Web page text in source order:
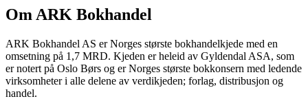
Om ARK Bokhandel
ARK Bokhandel AS er Norges største bokhandelkjede med en
omsetning på 1,7 MRD. Kjeden er heleid av Gyldendal ASA, som
er notert på Oslo Børs og er Norges største bokkonsern med ledende
virksomheter i alle delene av verdikjeden; forlag, distribusjon og
handel.